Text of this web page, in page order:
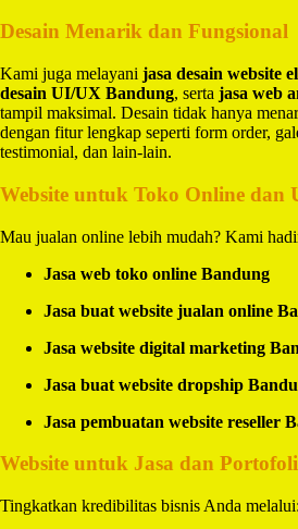
Desain Menarik dan Fungsional
Kami juga melayani jasa desain website
desain UI/UX Bandung, serta jasa web
tampil maksimal. Desain tidak hanya
dengan fitur lengkap seperti form order,
testimonial, dan lain-lain.
Website untuk Toko Online dan
Mau jualan online lebih mudah? Kami
Jasa web toko online Bandung
Jasa buat website jualan online
Jasa website digital marketing
Jasa buat website dropship
Jasa pembuatan website reseller
Website untuk Jasa dan
Tingkatkan kredibilitas bisnis Anda melalui: